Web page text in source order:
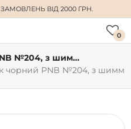
ЗАМОВЛЕНЬ ВІД 2000 ГРН.
0
Гель-лак чорний PNB №204, з шиммером (4 мл)